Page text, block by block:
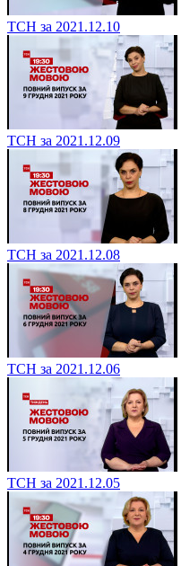
ТСН за 2021.12.10
ТСН за 2021.12.09
ТСН за 2021.12.08
ТСН за 2021.12.06
ТСН за 2021.12.05